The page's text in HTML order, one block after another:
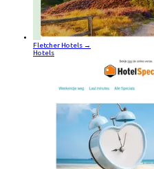
Fletcher Hotels →
Hotels